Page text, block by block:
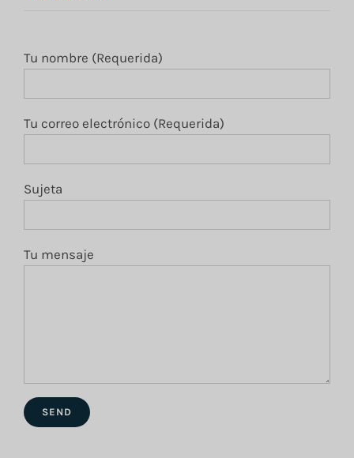
Tu nombre (Requerida)
Tu correo electrónico (Requerida)
Sujeta
Tu mensaje